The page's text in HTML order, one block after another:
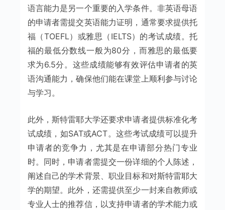
语言能力是另一个重要的入学条件。非英语母语
的申请者需提交英语能力证明，通常要求提供托
福（TOEFL）或雅思（IELTS）的考试成绩。托
福的最低分数线一般为80分，而雅思的最低要
求为6.5分。这些成绩能够有效评估申请者的英
语沟通能力，确保他们能在课堂上顺利参与讨论
与学习。
此外，斯特雷耶大学还要求申请者提供标准化考
试成绩，如SAT或ACT。这些考试成绩可以提升
申请者的竞争力，尤其是在申请部分热门专业
时。同时，申请者需提交一份详细的个人陈述，
阐述自己的学术背景、职业目标和对斯特雷耶大
学的期望。此外，还需提供至少一封来自教师或
专业人士的推荐信，以支持申请者的学术能力或